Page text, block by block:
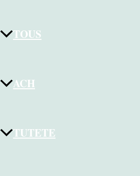
TOUS
ACH
TUTETE